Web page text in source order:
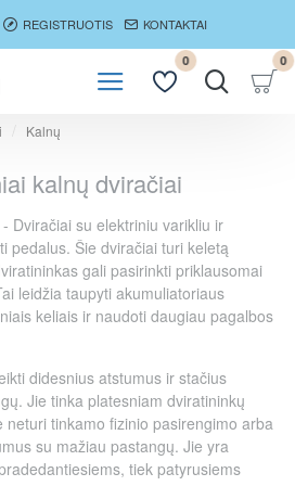
REGISTRUOTIS KONTAKTAI
0 0
Kalnų
kalnų dviračiai
Dviračiai su elektriniu varikliu ir
pedalus. Šie dviračiai turi keletą
gali pasirinkti priklausomai
leidžia taupyti akumuliatoriaus
keliais ir naudoti daugiau pagalbos
didesnius atstumus ir stačius
Jie tinka platesniam dviratininkų
neturi tinkamo fizinio pasirengimo arba
su mažiau pastangų. Jie yra
tiek patyrusiems